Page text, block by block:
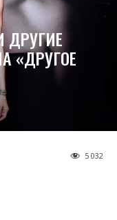
ДРУГИЕ
«ДРУГОЕ
5 032